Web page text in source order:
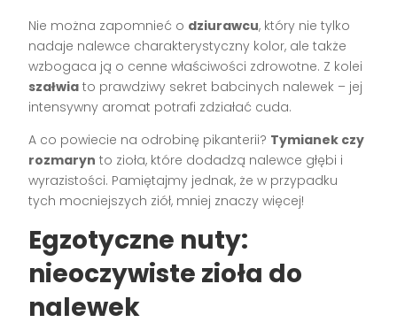
Nie można zapomnieć o dziurawcu, który nie tylko
nadaje nalewce charakterystyczny kolor, ale także
wzbogaca ją o cenne właściwości zdrowotne. Z kolei
szałwia to prawdziwy sekret babcinych nalewek – jej
intensywny aromat potrafi zdziałać cuda.
A co powiecie na odrobinę pikanterii? Tymianek czy
rozmaryn to zioła, które dodadzą nalewce głębi i
wyrazistości. Pamiętajmy jednak, że w przypadku
tych mocniejszych ziół, mniej znaczy więcej!
Egzotyczne nuty:
nieoczywiste zioła do
nalewek